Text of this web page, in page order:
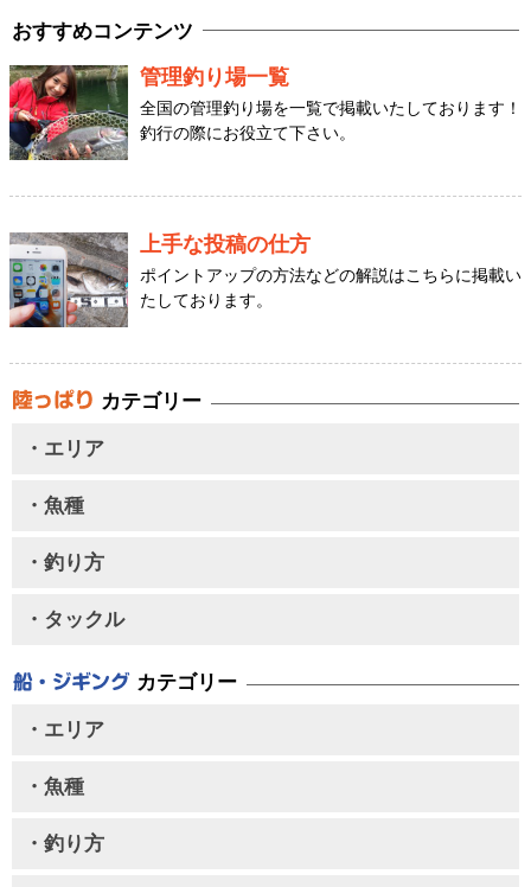
おすすめコンテンツ
管理釣り場一覧
全国の管理釣り場を一覧で掲載いたしております！
釣行の際にお役立て下さい。
上手な投稿の仕方
ポイントアップの方法などの解説はこちらに掲載い
たしております。
カテゴリー
・エリア
・魚種
・釣り方
・タックル
カテゴリー
・エリア
・魚種
・釣り方